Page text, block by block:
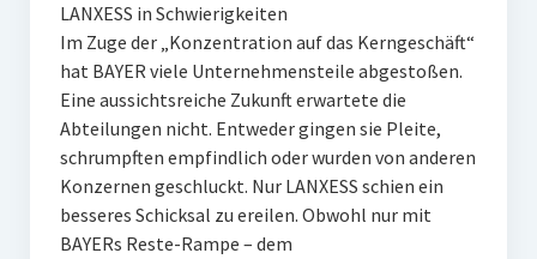
LANXESS in Schwierigkeiten
Im Zuge der „Konzentration auf das Kerngeschäft“
hat BAYER viele Unternehmensteile abgestoßen.
Eine aussichtsreiche Zukunft erwartete die
Abteilungen nicht. Entweder gingen sie Pleite,
schrumpften empfindlich oder wurden von anderen
Konzernen geschluckt. Nur LANXESS schien ein
besseres Schicksal zu ereilen. Obwohl nur mit
BAYERs Reste-Rampe – dem